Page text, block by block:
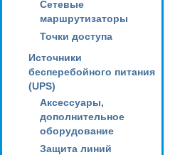
Сетевые
маршрутизаторы
Точки доступа
Источники
бесперебойного питания
(UPS)
Аксессуары,
дополнительное
оборудование
Защита линий